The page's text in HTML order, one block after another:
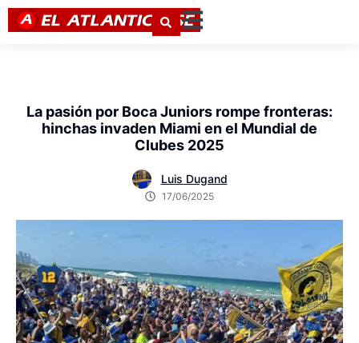
La pasión por Boca Juniors rompe fronteras:
hinchas invaden Miami en el Mundial de
Clubes 2025
Luis Dugand
17/06/2025